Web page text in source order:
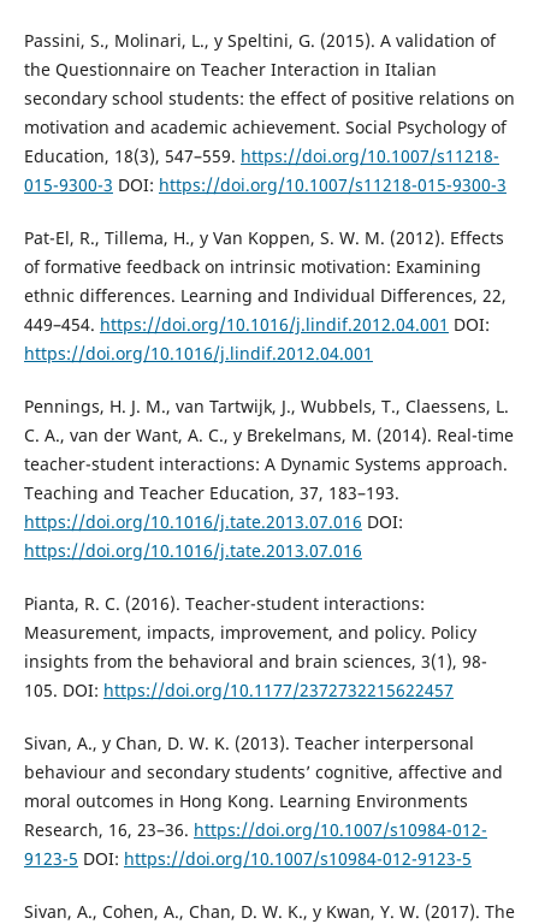
Passini, S., Molinari, L., y Speltini, G. (2015). A validation of
the Questionnaire on Teacher Interaction in Italian
secondary school students: the effect of positive relations on
motivation and academic achievement. Social Psychology of
Education, 18(3), 547–559. https://doi.org/10.1007/s11218-
015-9300-3 DOI: https://doi.org/10.1007/s11218-015-9300-3
Pat-El, R., Tillema, H., y Van Koppen, S. W. M. (2012). Effects
of formative feedback on intrinsic motivation: Examining
ethnic differences. Learning and Individual Differences, 22,
449–454. https://doi.org/10.1016/j.lindif.2012.04.001 DOI:
https://doi.org/10.1016/j.lindif.2012.04.001
Pennings, H. J. M., van Tartwijk, J., Wubbels, T., Claessens, L.
C. A., van der Want, A. C., y Brekelmans, M. (2014). Real-time
teacher-student interactions: A Dynamic Systems approach.
Teaching and Teacher Education, 37, 183–193.
https://doi.org/10.1016/j.tate.2013.07.016 DOI:
https://doi.org/10.1016/j.tate.2013.07.016
Pianta, R. C. (2016). Teacher-student interactions:
Measurement, impacts, improvement, and policy. Policy
insights from the behavioral and brain sciences, 3(1), 98-
105. DOI: https://doi.org/10.1177/2372732215622457
Sivan, A., y Chan, D. W. K. (2013). Teacher interpersonal
behaviour and secondary students’ cognitive, affective and
moral outcomes in Hong Kong. Learning Environments
Research, 16, 23–36. https://doi.org/10.1007/s10984-012-
9123-5 DOI: https://doi.org/10.1007/s10984-012-9123-5
Sivan, A., Cohen, A., Chan, D. W. K., y Kwan, Y. W. (2017). The